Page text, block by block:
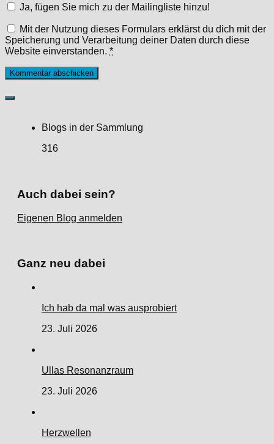
Ja, fügen Sie mich zu der Mailingliste hinzu!
Mit der Nutzung dieses Formulars erklärst du dich mit der
Speicherung und Verarbeitung deiner Daten durch diese
Website einverstanden. *
Blogs in der Sammlung
316
Auch dabei sein?
Eigenen Blog anmelden
Ganz neu dabei
Ich hab da mal was ausprobiert
23. Juli 2026
Ullas Resonanzraum
23. Juli 2026
Herzwellen